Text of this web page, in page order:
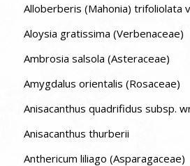
Alloberberis (Mahonia) trifoliolata
Aloysia gratissima (Verbenaceae)
Ambrosia salsola (Asteraceae)
Amygdalus orientalis (Rosaceae)
Anisacanthus quadrifidus subsp.
Anisacanthus thurberii
Anthericum liliago (Asparagaceae)